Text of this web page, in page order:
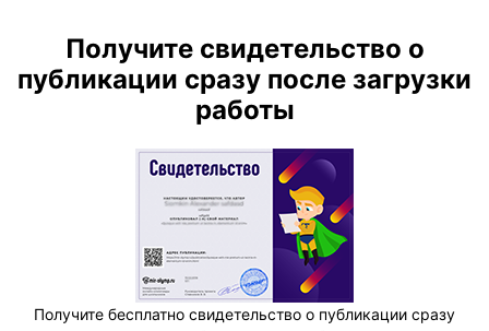
Получите свидетельство о
публикации сразу после загрузки
работы
Получите бесплатно свидетельство о публикации сразу